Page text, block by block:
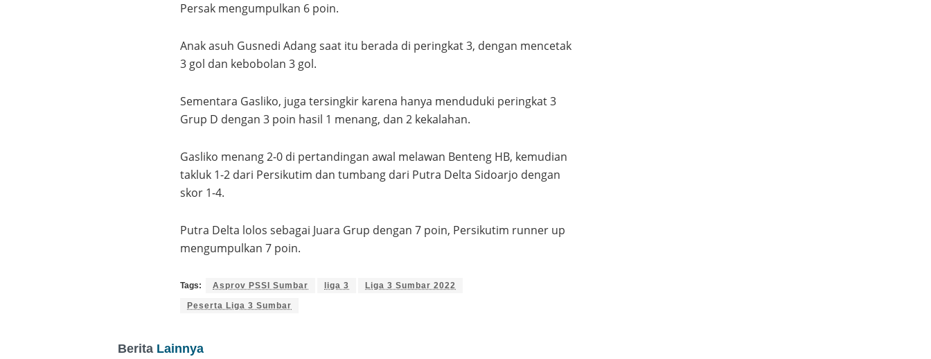
Persak mengumpulkan 6 poin.
Anak asuh Gusnedi Adang saat itu berada di peringkat 3, dengan mencetak
3 gol dan kebobolan 3 gol.
Sementara Gasliko, juga tersingkir karena hanya menduduki peringkat 3
Grup D dengan 3 poin hasil 1 menang, dan 2 kekalahan.
Gasliko menang 2-0 di pertandingan awal melawan Benteng HB, kemudian
takluk 1-2 dari Persikutim dan tumbang dari Putra Delta Sidoarjo dengan
skor 1-4.
Putra Delta lolos sebagai Juara Grup dengan 7 poin, Persikutim runner up
mengumpulkan 7 poin.
Tags: Asprov PSSI Sumbar liga 3 Liga 3 Sumbar 2022
Peserta Liga 3 Sumbar
Berita Lainnya